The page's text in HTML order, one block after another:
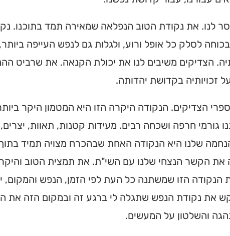
לנו. את נקודת הטוב הנפלאה שמאירה תמד בתוכנו.
לסלק כל אופל ורוע, ולגלות גם לנפש העייפה
הצדיקים משיבים לנו את יכולת הקנאה. את שרביט
זכויותיה בקדושת יהדותה.
הצדיקים. הנקודה היקרה הזו היא המטמון היקר
גורמי חרפה ושכחה רבים. מעידות קטנות, תאוות,
שלנו היא הנקודה האחת שבהכרח מצויה תמיד
את הקשר הנצחי שלנו עם השי"ת. את תמצית הטוב
הנקודה הזו שמשתנה כל העת לפי הזמן, הנפש והמקום,
את נקודת הנפש שתגלה לי ברגע זה ובמקום הזה את
והשלטון על המעשים.